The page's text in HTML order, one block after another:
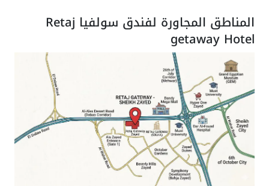
المناطق المجاورة لفندق سولفيا Retaj
getaway Hotel